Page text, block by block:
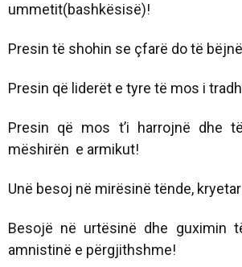
ummetit(bashkësisë)!
Presin të shohin se çfarë do të
Presin që liderët e tyre të mos i
Presin që mos t’i harrojnë dhe
mëshirën e armikut!
Unë besoj në mirësinë tënde,
Besojë në urtësinë dhe guximin
amnistinë e përgjithshme!